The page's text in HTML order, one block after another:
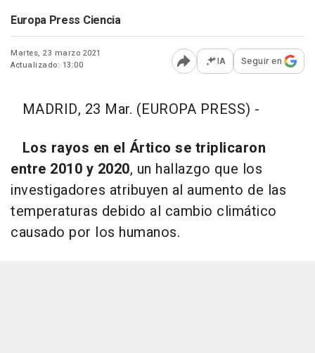
Europa Press Ciencia
Martes, 23 marzo 2021
Actualizado: 13:00
Abrir opciones para
IA Seguir en
MADRID, 23 Mar. (EUROPA PRESS) -
Los rayos en el Ártico se triplicaron
entre 2010 y 2020, un hallazgo que los
investigadores atribuyen al aumento de las
temperaturas debido al cambio climático
causado por los humanos.